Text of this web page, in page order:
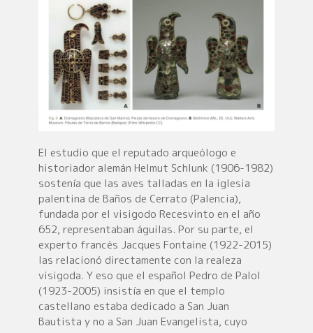
El estudio que el reputado arqueólogo e
historiador alemán Helmut Schlunk (1906-1982)
sostenía que las aves talladas en la iglesia
palentina de Baños de Cerrato (Palencia),
fundada por el visigodo Recesvinto en el año
652, representaban águilas. Por su parte, el
experto francés Jacques Fontaine (1922-2015)
las relacionó directamente con la realeza
visigoda. Y eso que el español Pedro de Palol
(1923-2005) insistía en que el templo
castellano estaba dedicado a San Juan
Bautista y no a San Juan Evangelista, cuyo